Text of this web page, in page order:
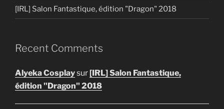
[IRL] Salon Fantastique, édition "Dragon" 2018
Recent Comments
Alyeka Cosplaysur[IRL] Salon Fantastique,
édition "Dragon" 2018